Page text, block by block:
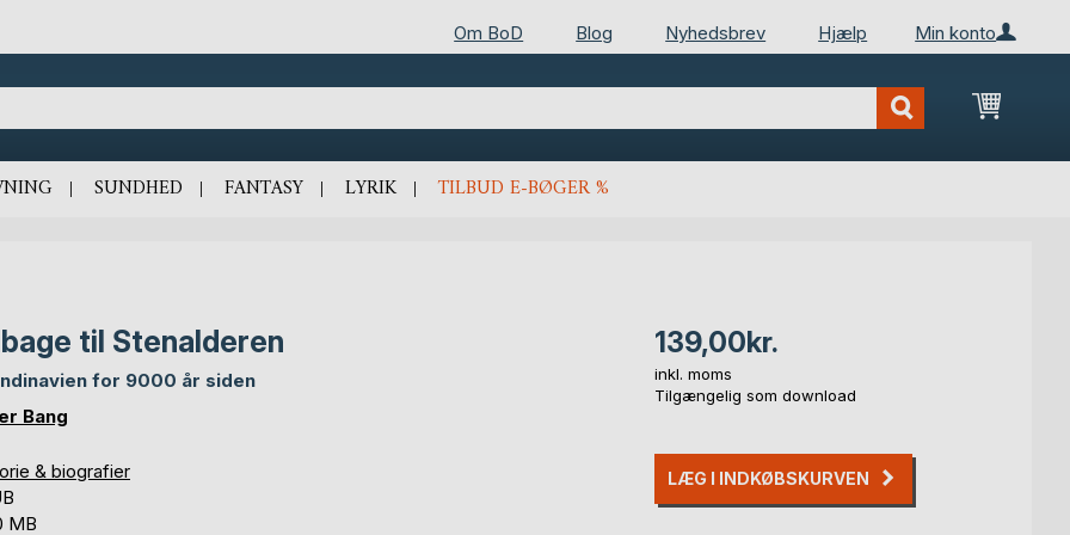
Min konto
Om BoD Blog Nyhedsbrev Hjælp
Min
SUNDHED FANTASY LYRIK TILBUD E-BØGER %
til Stenalderen
for 9000 år siden
Bang
& biografier
MB
139,00kr.
inkl. moms
Tilgængelig som download
LÆG I INDKØBSKURVEN